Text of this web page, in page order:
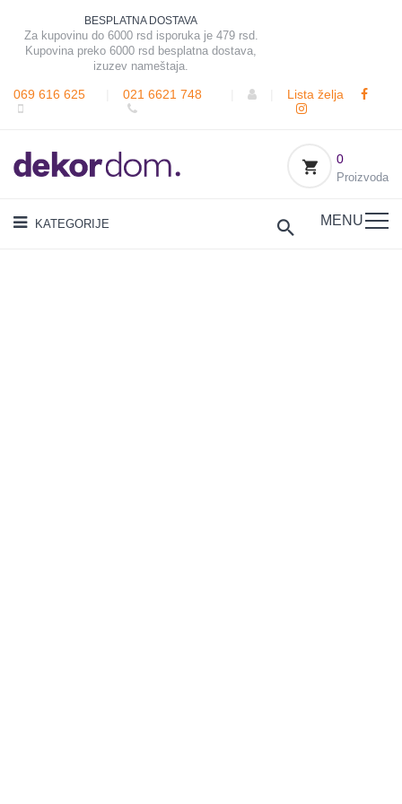
BESPLATNA DOSTAVA
Za kupovinu do 6000 rsd isporuka je 479 rsd.
Kupovina preko 6000 rsd besplatna dostava,
izuzev nameštaja.
069 616 625 021 6621 748 Lista želja
0
Proizvoda
KATEGORIJE MENU